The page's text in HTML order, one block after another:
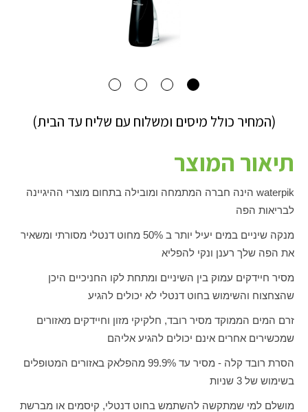
(המחיר כולל מיסים ומשלוח עם שליח עד הבית)
תיאור המוצר
waterpik הינה חברה המתמחה ומובילה בתחום מוצרי ההיגיינה
לבריאות הפה
מנקה שיניים במים יעיל יותר ב 50% מחוט דנטלי מסורתי ומשאיר
את הפה שלך רענן ונקי להפליא
מסיר חיידקים עמוק בין השיניים ומתחת לקו החניכיים היכן
שהצחצוח והשימוש בחוט דנטלי לא יכולים להגיע
זרם המים הממוקד מסיר רובד, חלקיקי מזון וחיידקים מאזורים
שמכשירים אחרים אינם יכולים להגיע אליהם
הסרת רובד קלה - מסיר עד 99.9% מהפלאק באזורים המטופלים
בשימוש של 3 שניות
מושלם למי שמתקשה להשתמש בחוט דנטלי, קיסמים או מברשת